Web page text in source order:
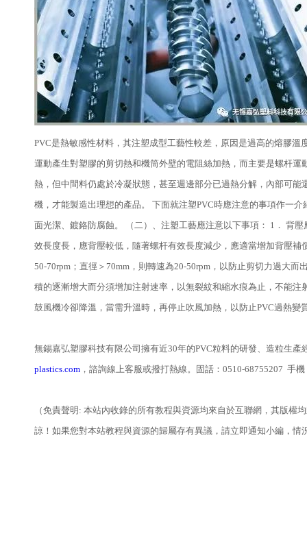
PVC是熱敏感性材料，其注塑成型工藝性較差，原因是過高的熔膠
運動產生對塑膠的剪切熱和機筒外壁的電阻絲加熱，而主要是螺杆
熱，但中間料仍處於冷凝狀態，甚至週邊部分已過熱分解，內部可
機，才能製造出理想的產品。 下面就注塑PVC時應注意的事項作一
面光潔、鍍鉻防腐蝕。 （二）、注塑工藝應注意以下事項： 1． 背
效長度長，應背壓較低，隨著螺杆有效長度減少，應適當增加背壓
50-70rpm；直徑＞70mm，則轉速為20-50rpm，以防止剪切力過大
積的逐漸增大而分須增加注射速率，以無裂紋和縮水痕為止，不能
鼓風機冷卻降溫，當需升溫時，再停止吹風加熱，以防止PVC過熱
無錫嘉弘塑膠科技有限公司擁有近30年的PVC粒料的研發、造粒生
plastics.com ，諮詢線上客服或撥打熱線。固話：0510-68755207 手
（免責聲明: 本站內收錄的所有教程與資源均來自於互聯網，其版
諒！如果您對本站教程與資源的歸屬存有異議，請立即通知小編，情